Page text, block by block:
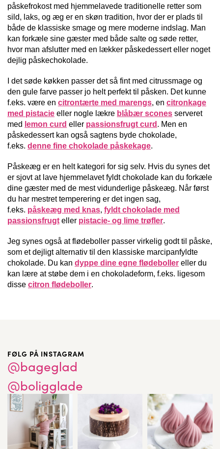
påskefrokost med hjemmelavede traditionelle retter som
sild, laks, og æg er en skøn tradition, hvor der er plads til
både de klassiske smage og mere moderne indslag. Man
kan forkæle sine gæster med både salte og søde retter,
hvor man afslutter med en lækker påskedessert eller noget
dejlig påskechokolade.
I det søde køkken passer det så fint med citrussmage og
den gule farve passer jo helt perfekt til påsken. Det kunne
f.eks. være en citrontærte med marengs, en citronkage
med pistacie eller nogle lækre blåbær scones serveret
med lemon curd eller passionsfrugt curd . Men en
påskedessert kan også sagtens byde chokolade,
f.eks. denne fine chokolade påskekage.
Påskeæg er en helt kategori for sig selv. Hvis du synes det
er sjovt at lave hjemmelavet fyldt chokolade kan du forkæle
dine gæster med de mest vidunderlige påskeæg. Når først
du har mestret temperering er det ingen sag,
f.eks. påskeæg med knas, fyldt chokolade med
passionsfrugt eller pistacie- og lime trøfler.
Jeg synes også at flødeboller passer virkelig godt til påske,
som et dejligt alternativ til den klassiske marcipanfyldte
chokolade. Du kan dyppe dine egne flødeboller eller du
kan lære at støbe dem i en chokoladeform, f.eks. ligesom
disse citron flødeboller.
FØLG PÅ INSTAGRAM
@bageglad
@boligglade